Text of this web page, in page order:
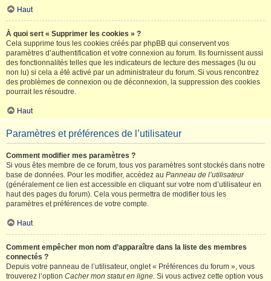
Haut
À quoi sert « Supprimer les cookies » ?
Cela supprime tous les cookies créés par phpBB qui conservent vos
paramètres d’authentification et votre connexion au forum. Ils fournissent aussi
des fonctionnalités telles que les indicateurs de lecture des messages (lu ou
non lu) si cela a été activé par un administrateur du forum. Si vous rencontrez
des problèmes de connexion ou de déconnexion, la suppression des cookies
pourrait les résoudre.
Haut
Paramètres et préférences de l’utilisateur
Comment modifier mes paramètres ?
Si vous êtes membre de ce forum, tous vos paramètres sont stockés dans notre
base de données. Pour les modifier, accédez au Panneau de l’utilisateur
(généralement ce lien est accessible en cliquant sur votre nom d’utilisateur en
haut des pages du forum). Cela vous permettra de modifier tous les
paramètres et préférences de votre compte.
Haut
Comment empêcher mon nom d’apparaître dans la liste des membres
connectés ?
Depuis votre panneau de l’utilisateur, onglet « Préférences du forum », vous
trouverez l’option Cacher mon statut en ligne. Si vous activez cette option vous